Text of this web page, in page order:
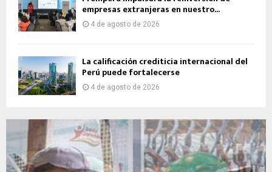
empresas extranjeras en nuestro...
4 de agosto de 2026
La calificación crediticia internacional del
Perú puede fortalecerse
4 de agosto de 2026